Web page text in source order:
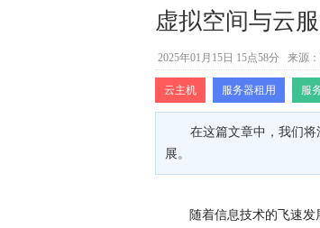
虚拟空间与云
2025年01月15日 15点58分 来源
云主机 服务器租用 服
在这篇文章中，我们
展。
随着信息技术的飞速发